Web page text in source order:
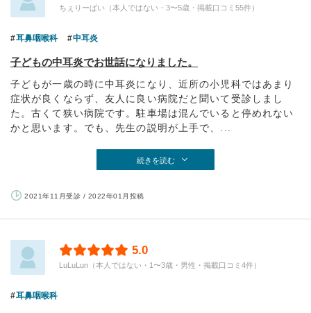
ちぇりーぱい（本人ではない・3〜5歳・掲載口コミ55件）
耳鼻咽喉科 中耳炎
子どもの中耳炎でお世話になりました。
子どもが一歳の時に中耳炎になり、近所の小児科ではあまり
症状が良くならず、友人に良い病院だと聞いて受診しまし
た。古くて狭い病院です。駐車場は混んでいると停めれない
かと思います。でも、先生の説明が上手で、...
続きを読む
2021年11月受診 / 2022年01月投稿
5.0
LuLuLun（本人ではない・1〜3歳・男性・掲載口コミ4件）
耳鼻咽喉科